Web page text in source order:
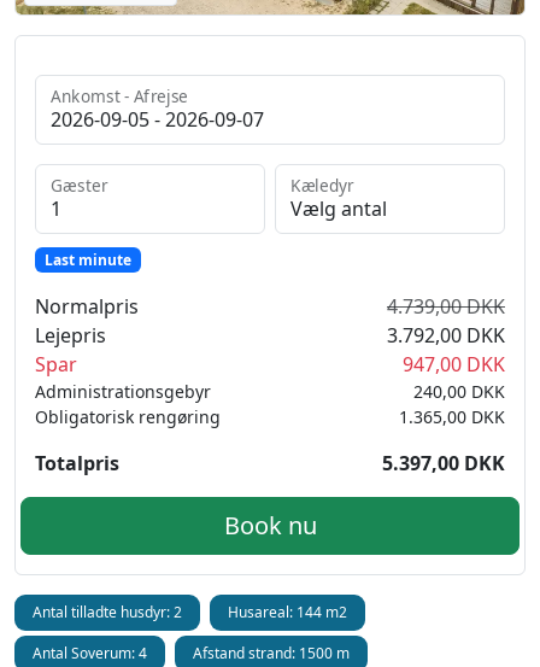
Antal tilladte husdyr: 2
Husareal: 144 m2
Antal Soverum: 4
Afstand strand: 1500 m
Ankomst - Afrejse
Gæster Kæledyr
Last minute
Normalpris
4.739,00 DKK
Lejepris
3.792,00 DKK
Spar
947,00 DKK
240,00 DKK
Administrationsgebyr
1.365,00 DKK
Obligatorisk rengøring
Totalpris 5.397,00 DKK
Book nu